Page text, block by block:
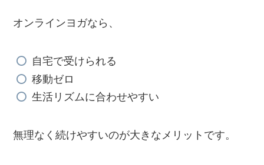
オンラインヨガなら、
自宅で受けられる
移動ゼロ
生活リズムに合わせやすい
無理なく続けやすいのが大きなメリットです。